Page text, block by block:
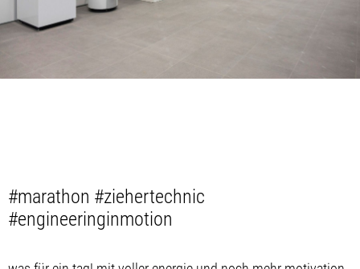
#marathon #ziehertechnic
#engineeringinmotion